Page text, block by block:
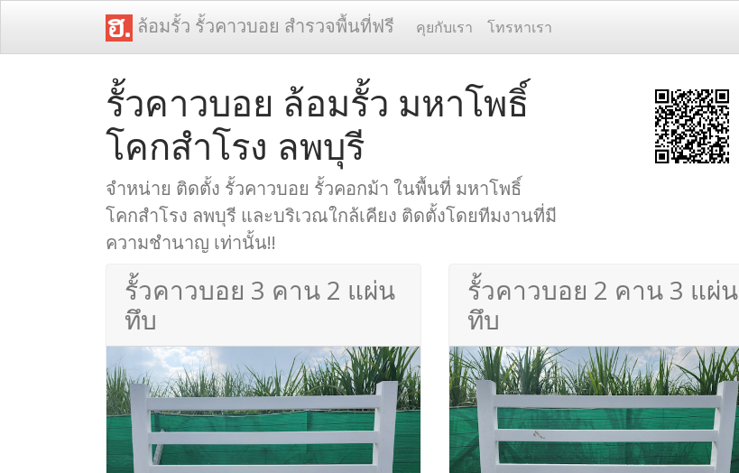
ล้อมรั้ว รั้วคาวบอย สำรวจพื้นที่ฟรี คุยกับเรา โทรหาเรา
รั้วคาวบอย ล้อมรั้ว มหาโพธิ์
โคกสำโรง ลพบุรี
จำหน่าย ติดตั้ง รั้วคาวบอย รั้วคอกม้า ในพื้นที่ มหาโพธิ์
โคกสำโรง ลพบุรี และบริเวณใกล้เคียง ติดตั้งโดยทีมงานที่มี
ความชำนาญ เท่านั้น!!
รั้วคาวบอย 3 คาน 2 แผ่น
ทึบ
รั้วคาวบอย 2 คาน 3 แผ่น
ทึบ